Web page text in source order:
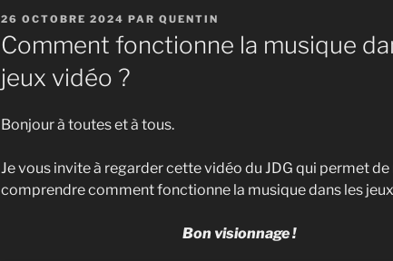
PUBLIÉ
LE
26 OCTOBRE 2024 PAR QUENTIN
Comment fonctionne la musique
jeux vidéo ?
Bonjour à toutes et à tous.
Je vous invite à regarder cette vidéo du JDG qui permet de
comprendre comment fonctionne la musique dans les
Bon visionnage !